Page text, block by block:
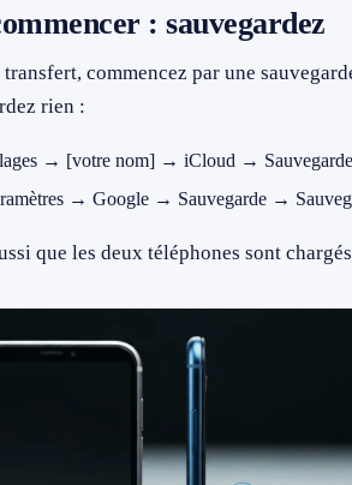
: sauvegardez
commencez par une
rien :
→ [votre nom] → iCloud →
→ Google → Sauvegarde →
que les deux téléphones sont